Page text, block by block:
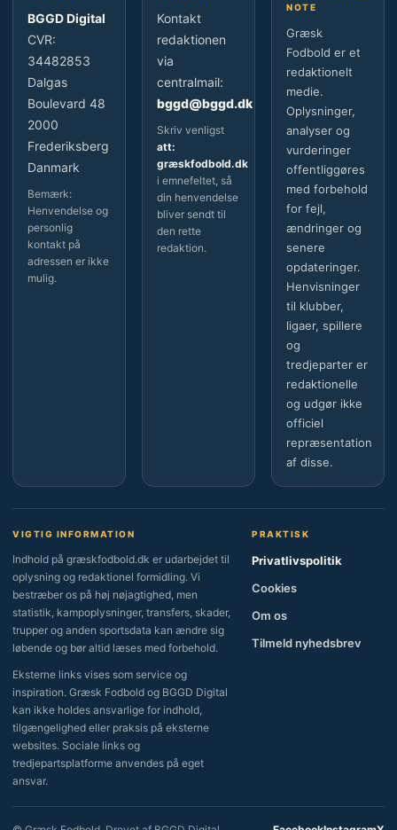
BGGD Digital
CVR:
34482853
Dalgas
Boulevard 48
2000
Frederiksberg
Danmark
Bemærk:
Henvendelse og
personlig
kontakt på
adressen er ikke
mulig.
Kontakt
redaktionen
via
centralmail:
bggd@bggd.dk
Skriv venligst
att:
græskfodbold.dk
i emnefeltet, så
din henvendelse
bliver sendt til
den rette
redaktion.
NOTE
Græsk
Fodbold er et
redaktionelt
medie.
Oplysninger,
analyser og
vurderinger
offentliggøres
med forbehold
for fejl,
ændringer og
senere
opdateringer.
Henvisninger
til klubber,
ligaer, spillere
og
tredjeparter er
redaktionelle
og udgør ikke
officiel
repræsentation
af disse.
VIGTIG INFORMATION
Indhold på græskfodbold.dk er udarbejdet til
oplysning og redaktionel formidling. Vi
bestræber os på høj nøjagtighed, men
statistik, kampoplysninger, transfers, skader,
trupper og anden sportsdata kan ændre sig
løbende og bør altid læses med forbehold.
Eksterne links vises som service og
inspiration. Græsk Fodbold og BGGD Digital
kan ikke holdes ansvarlige for indhold,
tilgængelighed eller praksis på eksterne
websites. Sociale links og
tredjepartsplatforme anvendes på eget
ansvar.
PRAKTISK
Privatlivspolitik
Cookies
Om os
Tilmeld nyhedsbrev